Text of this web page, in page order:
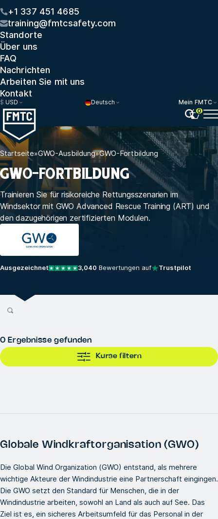
+1 337 451 4685
training@fmtcsafety.com
Standorte
Über uns
FAQ
Nachrichten
Arbeiten Sie mit uns
Kontakt
$ USD Deutsch
Mein FMTC
0
Startseite»GWO-Ausbildung»GWO-Fortbildung
GWO-FORTBILDUNG
Trainieren Sie für risikoreiche Rettungsszenarien im
Windsektor mit GWO Advanced Rescue Training (ART) und
den dazugehörigen zertifizierten Modulen.
Ausgezeichnet 3,040 Bewertungen auf Trustpilot
0 Ergebnisse gefunden
Kurse filtern
Globale Windkraftorganisation (GWO)
Die Global Wind Organization (GWO) entstand, als mehrere
wichtige Akteure der Windindustrie eine Partnerschaft eingingen.
Die GWO setzt den Standard für Menschen, die in der
Windindustrie arbeiten, sowohl an Land als auch auf See. Das
Ziel ist es, ein sicheres Arbeitsumfeld für das Personal in der